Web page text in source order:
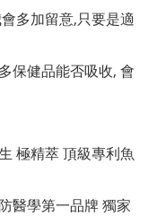
多加留意,只要是適
保健品能否吸收, 會
極精萃 頂級專利魚
醫學第一品牌 獨家